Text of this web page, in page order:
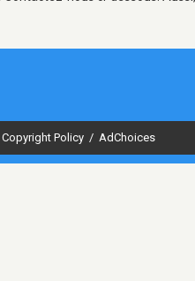
Copyright Policy / AdChoices